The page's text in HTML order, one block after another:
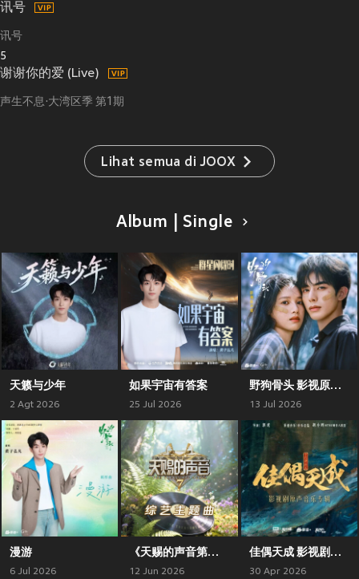
讯号
讯号
5
谢谢你的爱 (Live)
声生不息·大湾区季 第1期
Lihat semua di JOOX
Album | Single
天籁与少年
2 Agt 2026
如果宇宙有答案
25 Jul 2026
野狗骨头 影视原声带
13 Jul 2026
漫游
6 Jul 2026
《天赐的声音第七季》综艺主题曲
12 Jun 2026
佳偶天成 影视剧原声音乐专辑
30 Apr 2026